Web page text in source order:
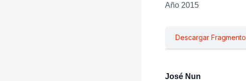
Año 2015
Descargar Fragmento
José Nun